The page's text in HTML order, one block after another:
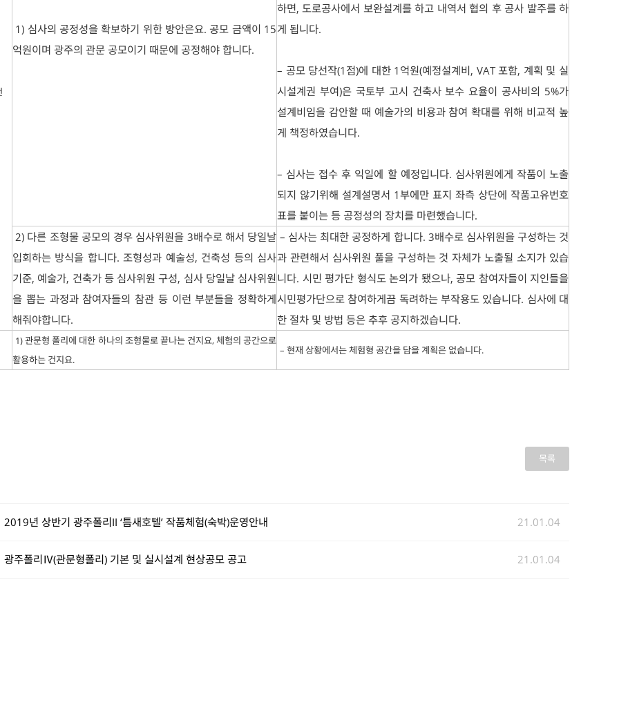
1) 심사의 공정성을 확보하기 위한 방안은요. 공모 금액이 15
억원이며 광주의 관문 공모이기 때문에 공정해야 합니다.
하면, 도로공사에서 보완설계를 하고 내역서 협의 후 공사 발주를 하
게 됩니다.
– 공모 당선작(1점)에 대한 1억원(예정설계비, VAT 포함, 계획 및 실
시설계권 부여)은 국토부 고시 건축사 보수 요율이 공사비의 5%가
설계비임을 감안할 때 예술가의 비용과 참여 확대를 위해 비교적 높
게 책정하였습니다.
– 심사는 접수 후 익일에 할 예정입니다. 심사위원에게 작품이 노출
되지 않기위해 설계설명서 1부에만 표지 좌측 상단에 작품고유번호
표를 붙이는 등 공정성의 장치를 마련했습니다.
2) 다른 조형물 공모의 경우 심사위원을 3배수로 해서 당일날
입회하는 방식을 합니다. 조형성과 예술성, 건축성 등의 심사
기준, 예술가, 건축가 등 심사위원 구성, 심사 당일날 심사위원
을 뽑는 과정과 참여자들의 참관 등 이런 부분들을 정확하게
해줘야합니다.
– 심사는 최대한 공정하게 합니다. 3배수로 심사위원을 구성하는 것
과 관련해서 심사위원 풀을 구성하는 것 자체가 노출될 소지가 있습
니다. 시민 평가단 형식도 논의가 됐으나, 공모 참여자들이 지인들을
시민평가단으로 참여하게끔 독려하는 부작용도 있습니다. 심사에 대
한 절차 및 방법 등은 추후 공지하겠습니다.
1) 관문형 폴리에 대한 하나의 조형물로 끝나는 건지요, 체험의 공간으로
활용하는 건지요.
– 현재 상황에서는 체험형 공간을 담을 계획은 없습니다.
목록
2019년 상반기 광주폴리II ‘틈새호텔’ 작품체험(숙박)운영안내 21.01.04
광주폴리Ⅳ(관문형폴리) 기본 및 실시설계 현상공모 공고 21.01.04